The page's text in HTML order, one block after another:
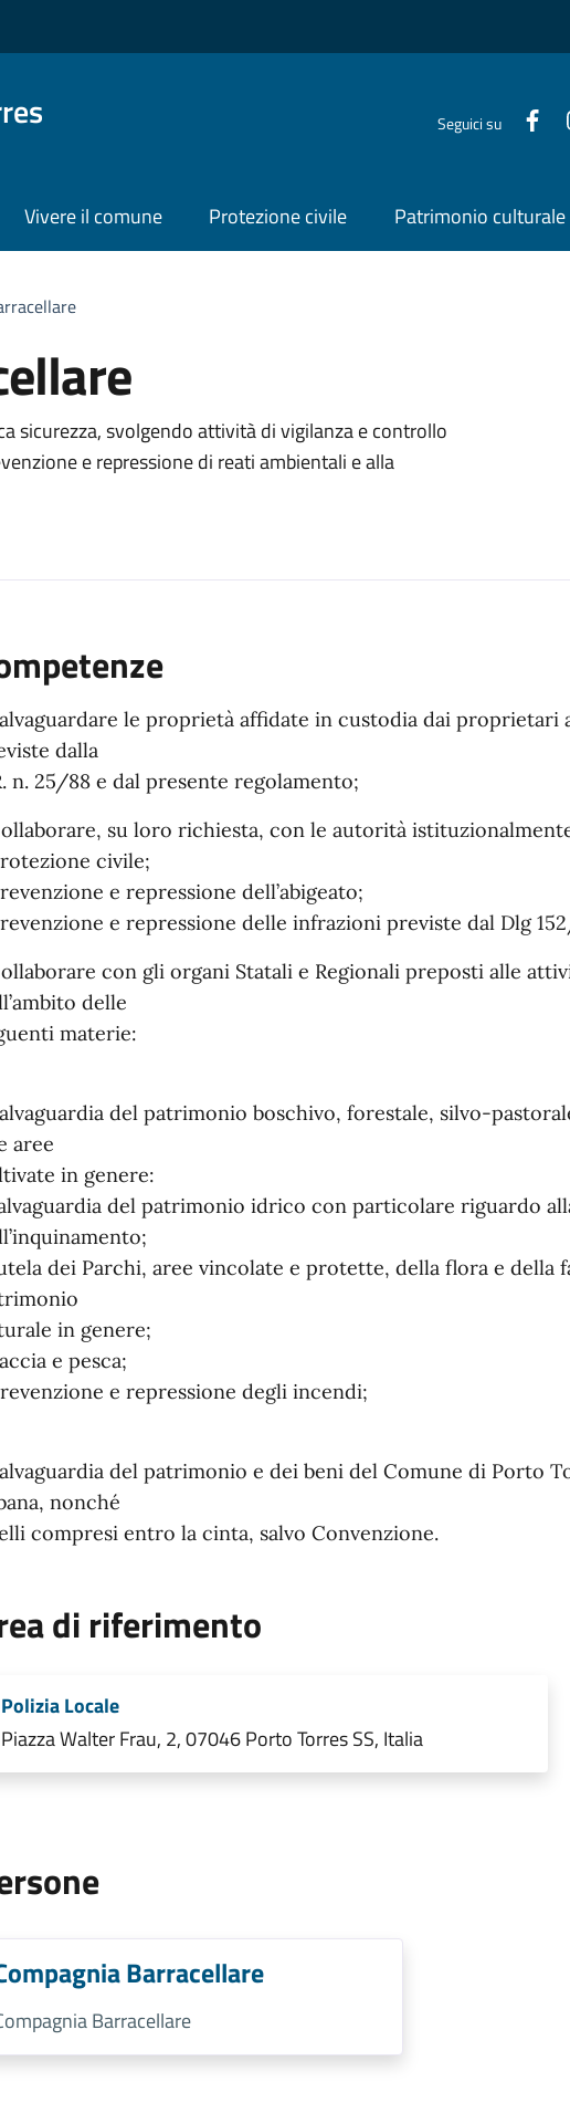
Seguici su
Vivere il comune Protezione civile Patrimonio culturale
sicurezza, svolgendo attività di vigilanza e controllo
e repressione di reati ambientali e alla
le proprietà affidate in custodia dai proprietari
dalla
n. 25/88 e dal presente regolamento;
su loro richiesta, con le autorità
civile;
e repressione dell’abigeato;
e repressione delle infrazioni previste dal Dlg
con gli organi Statali e Regionali preposti alle
delle
materie:
del patrimonio boschivo, forestale, silvo-
aree
in genere:
del patrimonio idrico con particolare riguardo
dei Parchi, aree vincolate e protette, della flora e della
in genere;
e pesca;
e repressione degli incendi;
del patrimonio e dei beni del Comune di Porto
nonché
compresi entro la cinta, salvo Convenzione.
di riferimento
Polizia Locale
Piazza Walter Frau, 2, 07046 Porto Torres SS, Italia
Barracellare
Barracellare